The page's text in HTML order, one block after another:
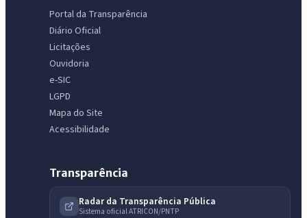
Portal da Transparência
Diário Oficial
Licitações
Ouvidoria
e-SIC
LGPD
Mapa do Site
Acessibilidade
Transparência
Radar da Transparência Pública
Sistema oficial ATRICON/PNTP
IntGest AI
Assistente do Portal
Olá. Pergunte sobre serviços, notícias, legislação, Diário Oficial,
licitações, estrutura ou transparência do município.